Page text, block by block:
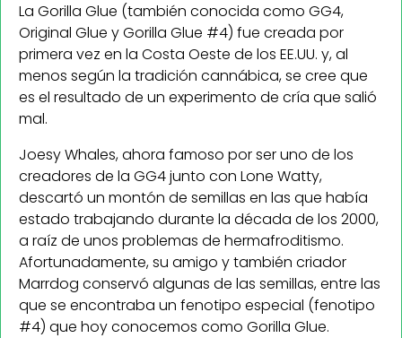
La Gorilla Glue (también conocida como GG4,
Original Glue y Gorilla Glue #4) fue creada por
primera vez en la Costa Oeste de los EE.UU. y, al
menos según la tradición cannábica, se cree que
es el resultado de un experimento de cría que salió
mal.
Joesy Whales, ahora famoso por ser uno de los
creadores de la GG4 junto con Lone Watty,
descartó un montón de semillas en las que había
estado trabajando durante la década de los 2000,
a raíz de unos problemas de hermafroditismo.
Afortunadamente, su amigo y también criador
Marrdog conservó algunas de las semillas, entre las
que se encontraba un fenotipo especial (fenotipo
#4) que hoy conocemos como Gorilla Glue.